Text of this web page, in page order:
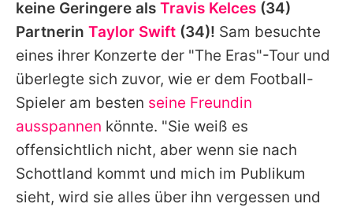
keine Geringere als Travis Kelces (34)
Partnerin Taylor Swift (34)! Sam besuchte
eines ihrer Konzerte der "The Eras"-Tour und
überlegte sich zuvor, wie er dem Football-
Spieler am besten seine Freundin
ausspannen könnte. "Sie weiß es
offensichtlich nicht, aber wenn sie nach
Schottland kommt und mich im Publikum
sieht, wird sie alles über ihn vergessen und